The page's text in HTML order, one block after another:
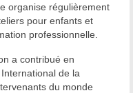
organise régulièrement
pour enfants et
professionnelle.
a contribué en
de la
du monde